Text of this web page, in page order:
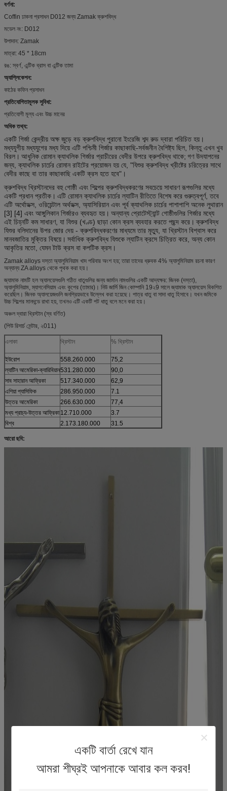
একটি বার্তা রেখে যান
আমরা শীঘ্রই আপনাকে আবার কল করব!
বর্ণনা:
Coffin ঢাকনা প্রসাধন D012 জন্য Zamak ক্রুশবিদ্ধ
মডেল নং: D012
উপাদান: Zamak
মাত্রা: 45 * 18cm
রঙ: স্বর্ণ, এন্টিক ব্রাস বা এন্টিক তামা
অ্যাপ্লিকেশন:
কাঠের কফিন প্রসাধন
প্রতিযোগিতামূলক সুবিধা:
প্রতিযোগী মূল্য এবং উচ্চ মানের
অধিক তথ্য:
একটি গির্জা কেন্দ্রীয় অক্ষ জুড়ে বড় ক্রুশবিদ্ধ পুরানো ইংরেজি শব্দ রুড দ্বারা পরিচিত হয়।
মধ্যযুগীয় মধ্যযুগের মধ্য দিয়ে এটি পশ্চিমী গির্জার কাছাকাছি-সর্বজনীন বৈশিষ্ট্য ছিল, কিন্তু এখন খুব
বিরল। আধুনিক রোমান ক্যাথলিক গির্জার প্রাচীরের বেদীর উপরে ক্রুশবিদ্ধ থাকে; গণ উদযাপনের
জন্য, ক্যাথলিক চার্চের রোমান রাইটের প্রয়োজন হয় যে, "যিশুর ক্রুশবিদ্ধ খ্রীষ্টের চরিত্রের সাথে
বেদীর কাছে বা তার কাছাকাছি একটি ক্রস হতে হবে"।
ক্রুশবিদ্ধ খ্রিস্টানদের বহু গোষ্ঠী এবং শিল্পের ক্রুশবিদ্ধকরণের সবচেয়ে সাধারণ রূপগুলির মধ্যে
একটি প্রধান প্রতীক। এটি রোমান ক্যাথলিক চার্চের ল্যাটিন রীতিতে বিশেষ করে গুরুত্বপূর্ণ, তবে
এটি অর্থোডক্স, ওরিয়েন্টাল অর্থডক্স, অ্যাসিরিয়ান এবং পূর্ব ক্যাথলিক চার্চের পাশাপাশি অনেক লুথারান
[3] [4] এবং আঙ্গুলিকান গির্জারও ব্যবহৃত হয়। অন্যান্য প্রোটেস্ট্যান্ট গোষ্ঠীগুলির গির্জার মধ্যে
এই চিহ্নটি কম সাধারণ, যা যিশুর (খণ্ড) ছাড়া কোন ক্রস ব্যবহার করতে পছন্দ করে। ক্রুশবিদ্ধ
যিশুর বলিদানের উপর জোর দেয় - ক্রুশবিদ্ধকরণের মাধ্যমে তার মৃত্যু, যা খ্রিস্টান বিশ্বাস করে
মানবজাতির মুক্তির বিষয়ে। সর্বাধিক ক্রুশবিদ্ধ যিশুকে ল্যাটিন ক্রসে চিত্রিত করে, অন্য কোন
আকৃতির মতো, যেমন টাউ ক্রস বা কপটিক ক্রস।
Zamak alloys দস্তা অ্যালুমিনিয়াম খাদ পরিবার অংশ হয়; তারা তাদের ধ্রুবক 4% অ্যালুমিনিয়াম রচনা কারণ
অন্যান্য ZA alloys থেকে পৃথক করা হয়।
জ্যামাক নামটি হল অ্যালয়েসগুলি গঠিত ধাতুগুলির জন্য জার্মান নামগুলির একটি আদ্যক্ষর: জিনক (দস্তা),
অ্যালুমিনিয়াম, ম্যাগনেসিয়াম এবং কুপের (তামার)। নিউ জার্সি জিন কোম্পানি 19২9 সালে জ্যামাক অ্যালয়েস বিকশিত
করেছিল। জিনক অ্যালয়েজগুলি জনপ্রিয়ভাবে উল্লেখ করা হয়েছে। পাত্র ধাতু বা সাদা ধাতু হিসাবে। যখন জমিকে
উচ্চ শিল্পের মানদন্ডে রাখা হয়, তখনও এটি একটি পট ধাতু বলে মনে করা হয়।
অঞ্চল দ্বারা খ্রিস্টান (স্ব বর্ণিত)
(পিউ রিসার্চ সেন্টার, ২011)
এলাকা খ্রিস্টান % খ্রিস্টান
ইউরোপ 558.260.000
75,2
ল্যাটিন আমেরিকা-ক্যারিবিয়ান531.280.000
90,0
সাব সাহারান আফ্রিকা
517.340.000
62,9
এশিয়া প্যাসিফিক
286.950.000
7.1
উত্তর আমেরিকা
266.630.000
77,4
মধ্য প্রাচ্য-উত্তর আফ্রিকা 12.710.000
3.7
বিশ্ব
2.173.180.000 31.5
আরো ছবি: